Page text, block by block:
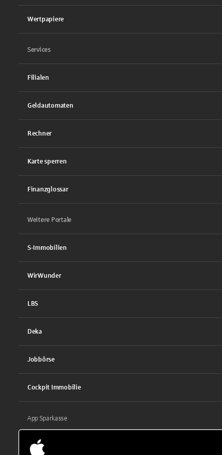
Wertpapiere
Services
Filialen
Geldautomaten
Rechner
Karte sperren
Finanzglossar
Weitere Portale
S-Immobilien
WirWunder
LBS
Deka
Jobbörse
Cockpit Immobilie
App Sparkasse